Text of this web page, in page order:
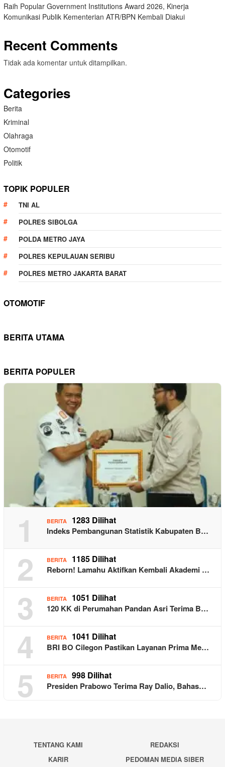
Raih Popular Government Institutions Award 2026, Kinerja
Komunikasi Publik Kementerian ATR/BPN Kembali Diakui
Recent Comments
Tidak ada komentar untuk ditampilkan.
Categories
Berita
Kriminal
Olahraga
Otomotif
Politik
TOPIK POPULER
TNI AL
POLRES SIBOLGA
POLDA METRO JAYA
POLRES KEPULAUAN SERIBU
POLRES METRO JAKARTA BARAT
OTOMOTIF
BERITA UTAMA
BERITA POPULER
1 BERITA 1283 Dilihat
Indeks Pembangunan Statistik Kabupaten B…
2 BERITA 1185 Dilihat
Reborn! Lamahu Aktifkan Kembali Akademi …
3 BERITA 1051 Dilihat
120 KK di Perumahan Pandan Asri Terima B…
4 BERITA 1041 Dilihat
BRI BO Cilegon Pastikan Layanan Prima Me…
5 BERITA 998 Dilihat
Presiden Prabowo Terima Ray Dalio, Bahas…
TENTANG KAMI
REDAKSI
KARIR
PEDOMAN MEDIA SIBER